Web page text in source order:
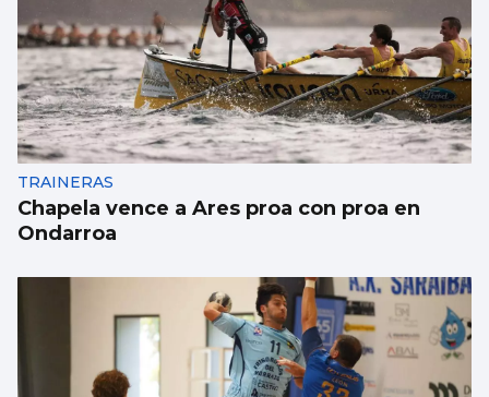
ESCAPARATE
Famosos veraneando en las Rías Baixas y
cantantes volcados con sus fans en Vigo
TRAINERAS
Chapela vence a Ares proa con proa en
Ondarroa